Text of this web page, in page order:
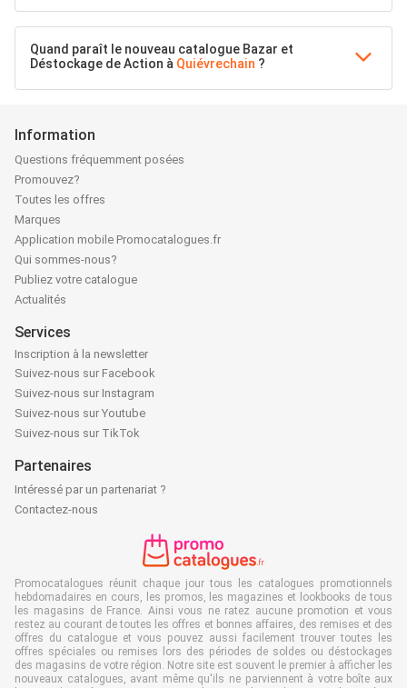
Quand paraît le nouveau catalogue Bazar et
Déstockage de Action à Quiévrechain ?
Information
Questions fréquemment posées
Promouvez?
Toutes les offres
Marques
Application mobile Promocatalogues.fr
Qui sommes-nous?
Publiez votre catalogue
Actualités
Services
Inscription à la newsletter
Suivez-nous sur Facebook
Suivez-nous sur Instagram
Suivez-nous sur Youtube
Suivez-nous sur TikTok
Partenaires
Intéressé par un partenariat ?
Contactez-nous
Promocatalogues réunit chaque jour tous les catalogues promotionnels
hebdomadaires en cours, les promos, les magazines et lookbooks de tous
les magasins de France. Ainsi vous ne ratez aucune promotion et vous
restez au courant de toutes les offres et bonnes affaires, des remises et des
offres du catalogue et vous pouvez aussi facilement trouver toutes les
offres spéciales ou remises lors des périodes de soldes ou déstockages
des magasins de votre région. Notre site est souvent le premier à afficher les
nouveaux catalogues, avant même qu'ils ne parviennent à votre boîte aux